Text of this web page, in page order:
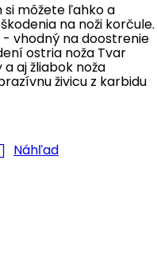
môžete ľahko a
na noži korčule.
vhodný na doostrenie
ostria noža Tvar
a aj žliabok noža
živicu z karbidu
Náhľad